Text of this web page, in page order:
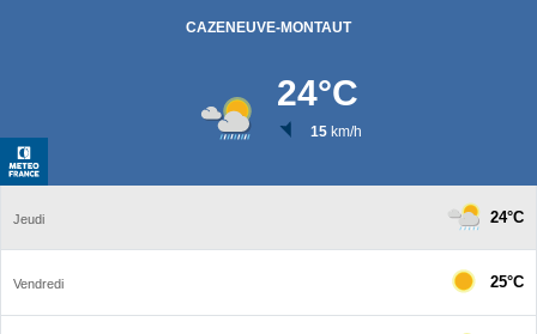
CAZENEUVE-MONTAUT
24°C
15km/h
Jeudi 24°C
Vendredi 25°C